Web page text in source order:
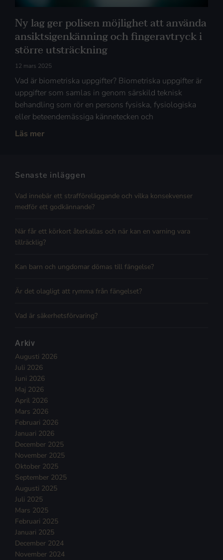
Ny lag ger polisen möjlighet att använda
ansiktsigenkänning och fingeravtryck i
större utsträckning
12 mars 2025
Vad är biometriska uppgifter? Biometriska uppgifter är
uppgifter som samlas in genom särskild teknisk
behandling som rör en persons fysiska, fysiologiska
eller beteendemässiga kännetecken och
Läs mer
Senaste inläggen
Vad innebär ett strafföreläggande och vilka konsekvenser
medför ett godkännande?
När får ett körkort återkallas och när kan en varning vara
tillräcklig?
Kan barn och ungdomar dömas till fängelse?
Är det olagligt att rymma från fängelset?
Vad är säkerhetsförvaring?
Arkiv
Augusti 2026
Juli 2026
Juni 2026
Maj 2026
April 2026
Mars 2026
Februari 2026
Januari 2026
December 2025
November 2025
Oktober 2025
September 2025
Augusti 2025
Juli 2025
Mars 2025
Februari 2025
Januari 2025
December 2024
November 2024